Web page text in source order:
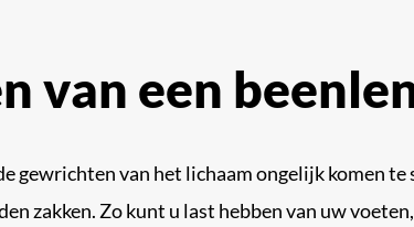
van een
van het lichaam ongelijk komen te
zakken. Zo kunt u last hebben van uw